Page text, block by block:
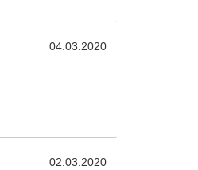
04.03.2020
02.03.2020